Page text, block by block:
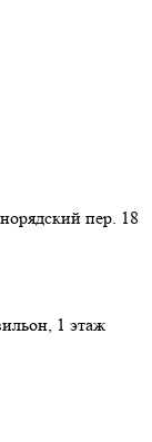
пер. 18
1 этаж